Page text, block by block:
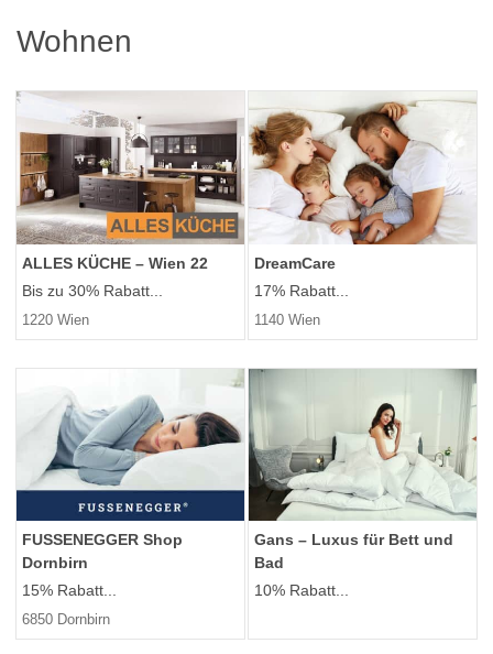
Wohnen
ALLES KÜCHE – Wien 22
Bis zu 30% Rabatt...
1220 Wien
DreamCare
17% Rabatt...
1140 Wien
FUSSENEGGER Shop
Dornbirn
15% Rabatt...
6850 Dornbirn
Gans – Luxus für Bett und
Bad
10% Rabatt...